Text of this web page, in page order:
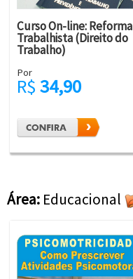
Curso On-line: Reforma
Trabalhista (Direito do
Trabalho)
Por
R$ 34,90
Área: Educacional